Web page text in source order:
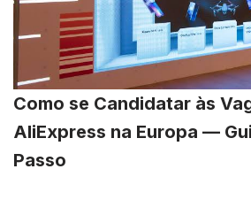
Como se Candidatar às
AliExpress na Europa —
Passo